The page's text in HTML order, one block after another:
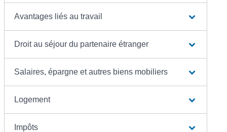
Avantages liés au travail
Droit au séjour du partenaire étranger
Salaires, épargne et autres biens mobiliers
Logement
Impôts